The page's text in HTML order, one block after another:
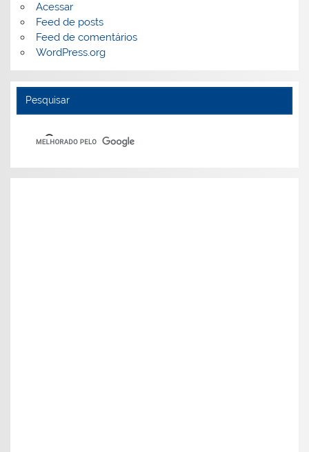
Acessar
Feed de posts
Feed de comentários
WordPress.org
Pesquisar